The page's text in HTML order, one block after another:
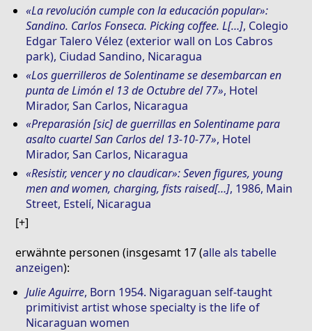
«La revolución cumple con la educación popular»:
Sandino. Carlos Fonseca. Picking coffee. L[…], Colegio
Edgar Talero Vélez (exterior wall on Los Cabros
park), Ciudad Sandino, Nicaragua
«Los guerrilleros de Solentiname se desembarcan en
punta de Limón el 13 de Octubre del 77», Hotel
Mirador, San Carlos, Nicaragua
«Preparasión [sic] de guerrillas en Solentiname para
asalto cuartel San Carlos del 13-10-77», Hotel
Mirador, San Carlos, Nicaragua
«Resistir, vencer y no claudicar»: Seven figures, young
men and women, charging, fists raised[…], 1986, Main
Street, Estelí, Nicaragua
erwähnte personen (insgesamt 17 (alle als tabelle
anzeigen):
Julie Aguirre, Born 1954. Nigaraguan self-taught
primitivist artist whose specialty is the life of
Nicaraguan women